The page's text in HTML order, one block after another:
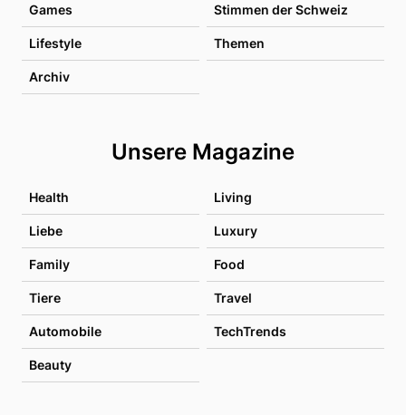
Games Stimmen der Schweiz
Lifestyle Themen
Archiv
Unsere Magazine
Health Living
Liebe Luxury
Family Food
Tiere Travel
Automobile TechTrends
Beauty